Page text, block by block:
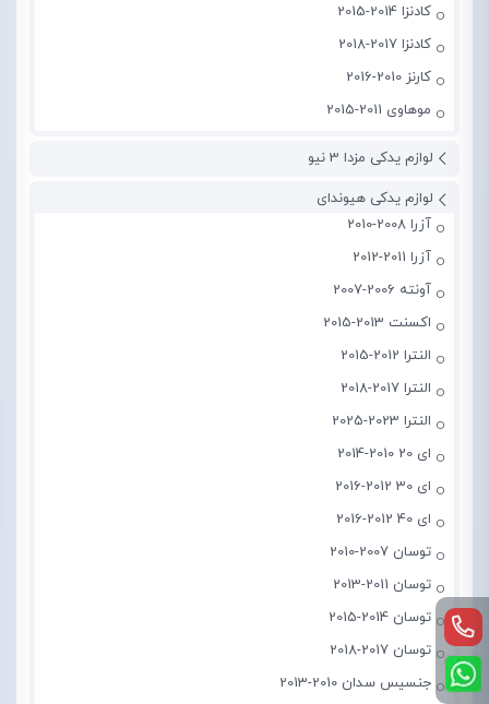
کادنزا 2014-2015
کادنزا 2017-2018
کارنز 2010-2016
موهاوی 2011-2015
لوازم یدکی مزدا 3 نیو
لوازم یدکی هیوندای
آزرا 2008-2010
آزرا 2011-2012
آونته 2006-2007
اکسنت 2013-2015
النترا 2012-2015
النترا 2017-2018
النترا 2023-2025
ای 20 2010-2014
ای 30 2012-2016
ای 40 2012-2016
توسان 2007-2010
توسان 2011-2013
توسان 2014-2015
توسان 2017-2018
جنسیس سدان 2010-2013